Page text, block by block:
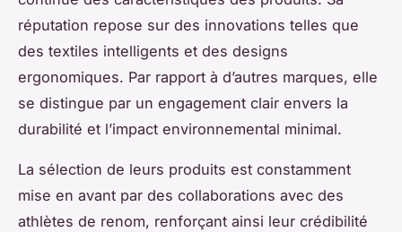
réputation repose sur des innovations telles que
des textiles intelligents et des designs
ergonomiques. Par rapport à d’autres marques, elle
se distingue par un engagement clair envers la
durabilité et l’impact environnemental minimal.
La sélection de leurs produits est constamment
mise en avant par des collaborations avec des
athlètes de renom, renforçant ainsi leur crédibilité